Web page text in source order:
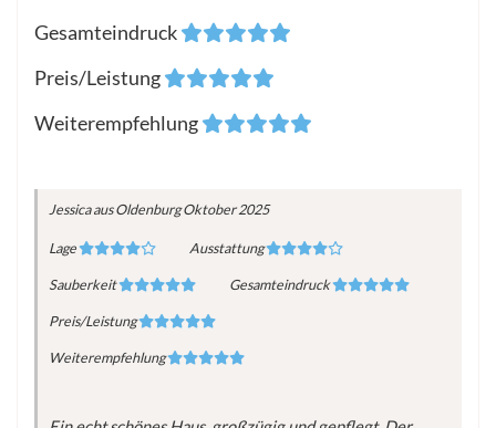
Gesamteindruck
Preis/Leistung
Weiterempfehlung
Jessicaaus Oldenburg Oktober 2025
Lage Ausstattung
Sauberkeit Gesamteindruck
Preis/Leistung
Weiterempfehlung